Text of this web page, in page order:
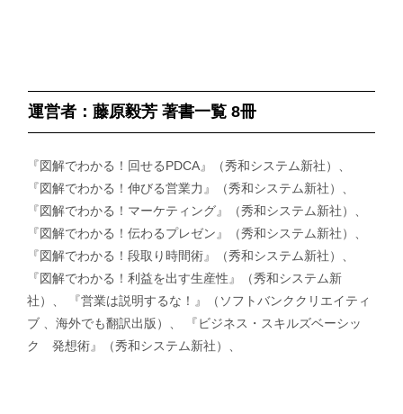
運営者：藤原毅芳 著書一覧 8冊
『図解でわかる！回せるPDCA』（秀和システム新社）、
『図解でわかる！伸びる営業力』（秀和システム新社）、
『図解でわかる！マーケティング』（秀和システム新社）、
『図解でわかる！伝わるプレゼン』（秀和システム新社）、
『図解でわかる！段取り時間術』（秀和システム新社）、
『図解でわかる！利益を出す生産性』（秀和システム新
社）、 『営業は説明するな！』（ソフトバンククリエイティ
ブ 、海外でも翻訳出版）、 『ビジネス・スキルズベーシッ
ク 発想術』（秀和システム新社）、